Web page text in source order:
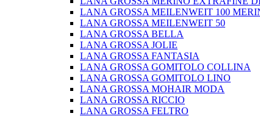
LANA GROSSA MEILENWEIT 100
LANA GROSSA MEILENWEIT 50
LANA GROSSA BELLA
LANA GROSSA JOLIE
LANA GROSSA FANTASIA
LANA GROSSA GOMITOLO COLLINA
LANA GROSSA GOMITOLO LINO
LANA GROSSA MOHAIR MODA
LANA GROSSA RICCIO
LANA GROSSA FELTRO